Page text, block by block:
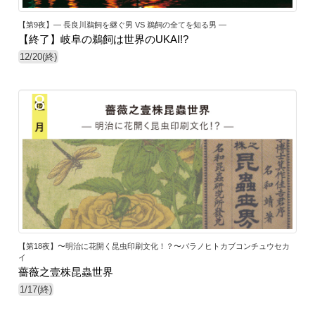
【第9夜】— 長良川鵜飼を継ぐ男 VS 鵜飼の全てを知る男 —
【終了】岐阜の鵜飼は世界のUKAI!?
12/20(終)
18
【第18夜】〜明治に花開く昆虫印刷文化！？〜バラノヒトカブコンチュウセカ
イ
薔薇之壹株昆蟲世界
1/17(終)